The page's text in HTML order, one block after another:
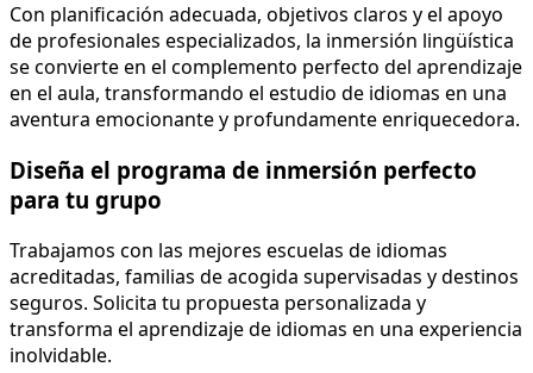
Con planificación adecuada, objetivos claros y el apoyo
de profesionales especializados, la inmersión lingüística
se convierte en el complemento perfecto del aprendizaje
en el aula, transformando el estudio de idiomas en una
aventura emocionante y profundamente enriquecedora.
Diseña el programa de inmersión perfecto
para tu grupo
Trabajamos con las mejores escuelas de idiomas
acreditadas, familias de acogida supervisadas y destinos
seguros. Solicita tu propuesta personalizada y
transforma el aprendizaje de idiomas en una experiencia
inolvidable.